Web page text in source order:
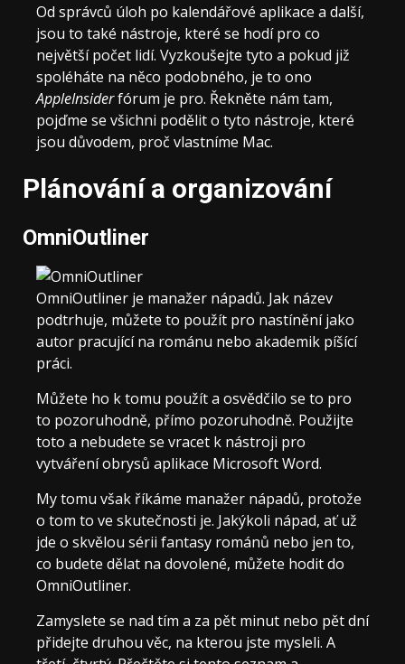
Od správců úloh po kalendářové aplikace a další,
jsou to také nástroje, které se hodí pro co
největší počet lidí. Vyzkoušejte tyto a pokud již
spoléháte na něco podobného, ​​je to ono
AppleInsiderfórum je pro. Řekněte nám tam,
pojďme se všichni podělit o tyto nástroje, které
jsou důvodem, proč vlastníme Mac.
Plánování a organizování
OmniOutliner
OmniOutliner je manažer nápadů. Jak název
podtrhuje, můžete to použít pro nastínění jako
autor pracující na románu nebo akademik píšící
práci.
Můžete ho k tomu použít a osvědčilo se to pro
to pozoruhodně, přímo pozoruhodně. Použijte
toto a nebudete se vracet k nástroji pro
vytváření obrysů aplikace Microsoft Word.
My tomu však říkáme manažer nápadů, protože
o tom to ve skutečnosti je. Jakýkoli nápad, ať už
jde o skvělou sérii fantasy románů nebo jen to,
co budete dělat na dovolené, můžete hodit do
OmniOutliner.
Zamyslete se nad tím a za pět minut nebo pět dní
přidejte druhou věc, na kterou jste mysleli. A